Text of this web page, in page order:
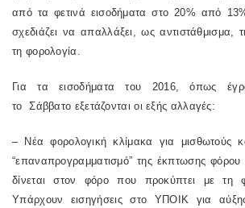
από τα φετινά εισοδήματα στο 20% από
σχεδιάζει να απαλλάξει, ως αντιστάθμισμα,
τη φορολογία.
Για τα εισοδήματα του 2016, όπως
το Σάββατο εξετάζονται οι εξής αλλαγές:
– Nέα φορολογική κλίμακα για μισθωτούς
“επαναπρογραμματισμό” της έκπτωσης
δίνεται στον φόρο που προκύπτει με τη
Υπάρχουν εισηγήσεις στο ΥΠΟΙΚ για